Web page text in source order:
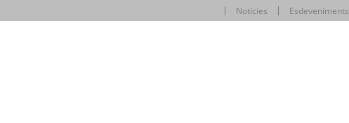
Notícies Esdeveniments